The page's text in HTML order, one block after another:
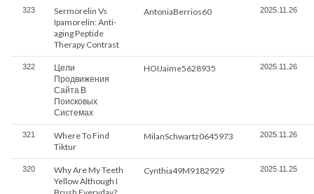
323
Sermorelin Vs
Ipamorelin: Anti-
aging Peptide
Therapy Contrast
AntoniaBerrios60 2025.11.26
322
Цели
Продвижения
Сайта В
Поисковых
Системах
HOIJaime5628935 2025.11.26
321
Where To Find
Tiktur
MilanSchwartz0645973 2025.11.26
320
Why Are My Teeth
Yellow Although I
Cynthia49M9182929 2025.11.25